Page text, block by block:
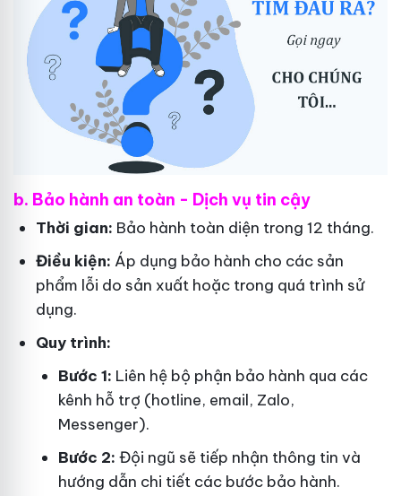
b. Bảo hành an toàn - Dịch vụ tin cậy
Thời gian: Bảo hành toàn diện trong 12 tháng.
Điều kiện: Áp dụng bảo hành cho các sản
phẩm lỗi do sản xuất hoặc trong quá trình sử
dụng.
Quy trình:
Bước 1: Liên hệ bộ phận bảo hành qua các
kênh hỗ trợ (hotline, email, Zalo,
Messenger).
Bước 2: Đội ngũ sẽ tiếp nhận thông tin và
hướng dẫn chi tiết các bước bảo hành.